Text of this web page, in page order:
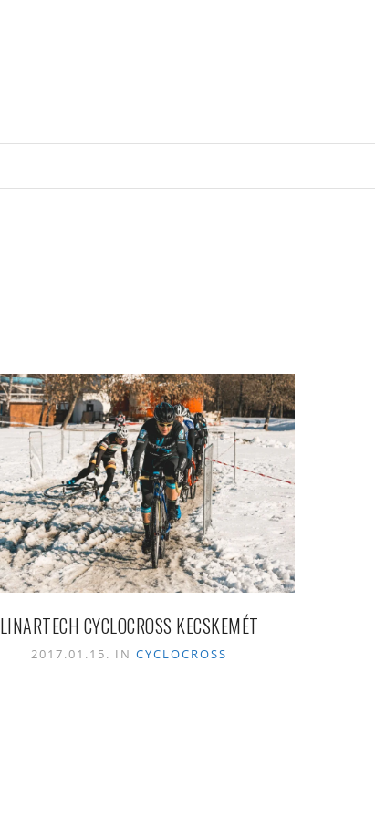
LINARTECH CYCLOCROSS KECSKEMÉT
2017.01.15. INCYCLOCROSS